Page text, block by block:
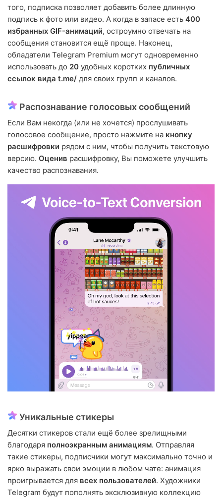
того, подписка позволяет добавить более длинную
подпись к фото или видео. А когда в запасе есть 400
избранных GIF-анимаций, остроумно отвечать на
сообщения становится ещё проще. Наконец,
обладатели Telegram Premium могут одновременно
использовать до 20 удобных коротких публичных
ссылок вида t.me/ для своих групп и каналов.
Распознавание голосовых сообщений
Если Вам некогда (или не хочется) прослушивать
голосовое сообщение, просто нажмите на кнопку
расшифровки рядом с ним, чтобы получить текстовую
версию. Оценив расшифровку, Вы поможете улучшить
качество распознавания.
Уникальные стикеры
Десятки стикеров стали ещё более зрелищными
благодаря полноэкранным анимациям. Отправляя
такие стикеры, подписчики могут максимально точно и
ярко выражать свои эмоции в любом чате: анимация
проигрывается для всех пользователей. Художники
Telegram будут пополнять эксклюзивную коллекцию